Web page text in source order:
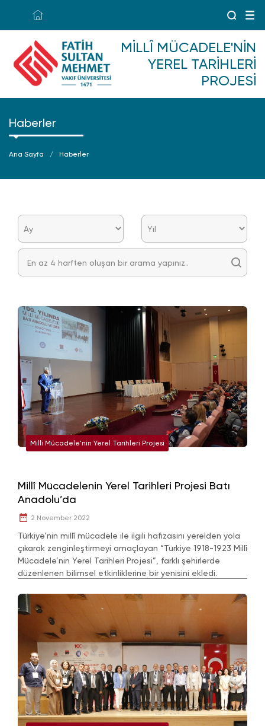
MILLÎ MÜCADELE'NIN
YEREL TARIHLERI
PROJESI
Haberler
Ana Sayfa Haberler
Millî Mücadele'nin Yerel Tarihleri Projesi
Millî Mücadelenin Yerel Tarihleri Projesi Batı
Anadolu’da
2 November 2022
Türkiye’nin millî mücadele ile ilgili hafızasını yerelden yola
çıkarak zenginleştirmeyi amaçlayan “Türkiye 1918-1923 Millî
Mücadele’nin Yerel Tarihleri Projesi”, farklı şehirlerde
düzenlenen bilimsel etkinliklerine bir yenisini ekledi.